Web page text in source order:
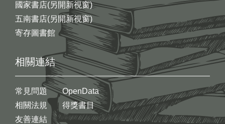
國家書店(另開新視窗)
五南書店(另開新視窗)
寄存圖書館
相關連結
常見問題
相關法規
友善連結
OpenData
得獎書目